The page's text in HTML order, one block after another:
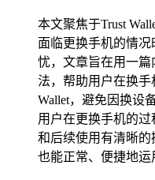
本文聚焦于Trust
面临更换手机的情
忧，文章旨在用一
法，帮助用户在换手
Wallet，避免因换设
用户在更换手机的过
和后续使用有清晰
也能正常、便捷地运